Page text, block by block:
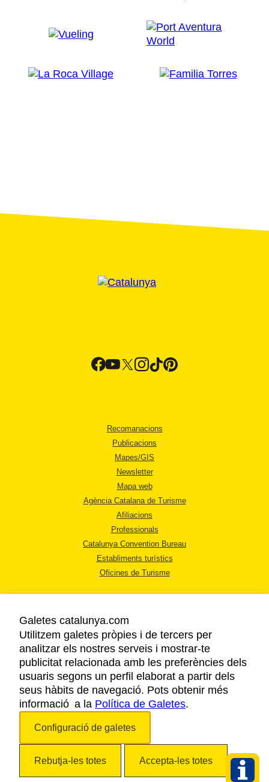
Recomanacions
Publicacions
Mapes/GIS
Newsletter
Mapa web
Agència Catalana de Turisme
Afiliacions
Professionals
Catalunya Convention Bureau
Establiments turístics
Oficines de Turisme
AVÍS LEGAL
POLÍTICA DE PRIVACITAT
COOKIES
ACCESSIBILITAT
Galetes catalunya.com
Utilitzem galetes pròpies i de tercers per
analitzar els nostres serveis i mostrar-te
publicitat relacionada amb les preferències dels
usuaris segons un perfil elaborat a partir dels
seus hàbits de navegació. Pots obtenir més
informació a la Política de Galetes.
Configuració de galetes
Rebutja-les totes Accepta-les totes